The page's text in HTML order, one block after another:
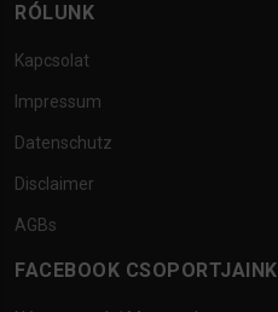
RÓLUNK
Kapcsolat
Impressum
Datenschutz
Disclaimer
AGBs
FACEBOOK CSOPORTJAINK